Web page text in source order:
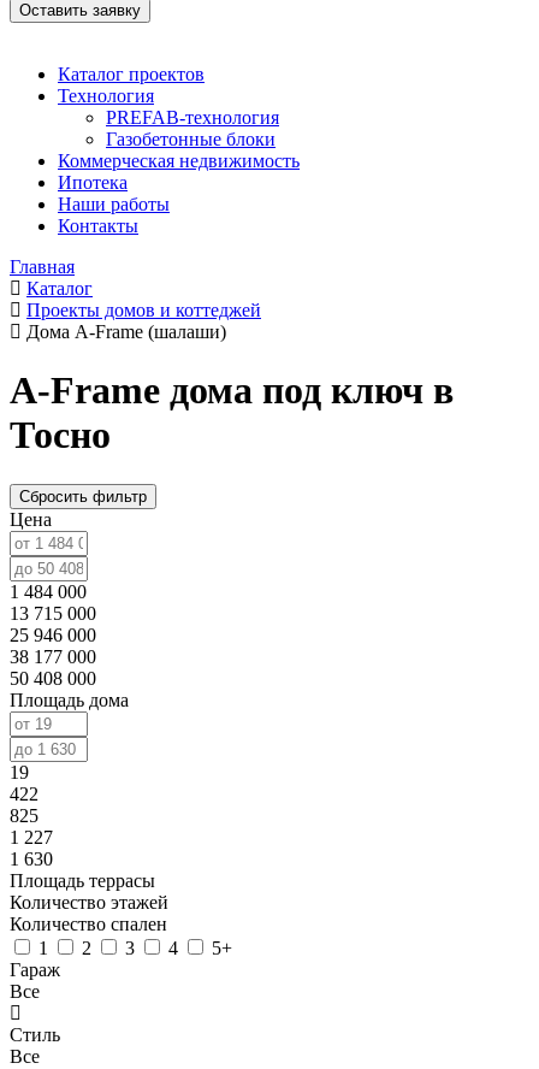
Оставить заявку
Каталог проектов
Технология
PREFAB-технология
Газобетонные блоки
Коммерческая недвижимость
Ипотека
Наши работы
Контакты
Главная
Каталог
Проекты домов и коттеджей
Дома A-Frame (шалаши)
A-Frame дома под ключ в
Тосно
Сбросить фильтр
Цена
1 484 000
13 715 000
25 946 000
38 177 000
50 408 000
Площадь дома
19
422
825
1 227
1 630
Площадь террасы
Количество этажей
Количество спален
1
2 3 4
5+
Гараж
Все
Стиль
Все